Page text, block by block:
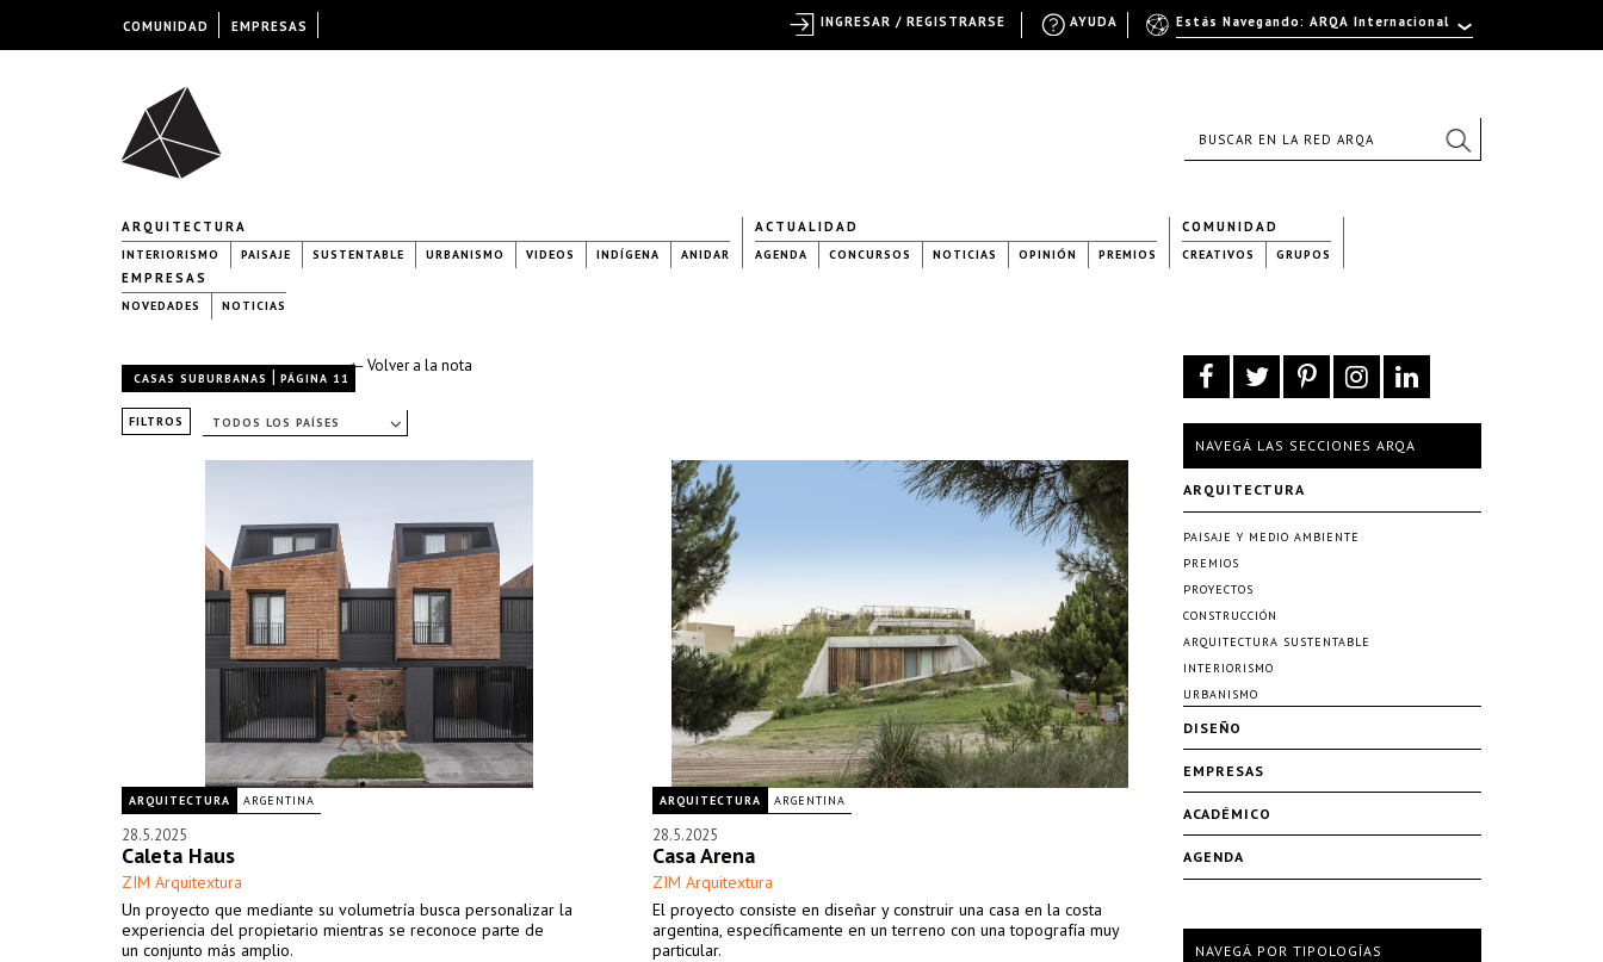
ARQUITECTURA
INTERIORISMO PAISAJE SUSTENTABLE URBANISMO VIDEOS INDÍGENA ANIDAR
ACTUALIDAD
AGENDA CONCURSOS NOTICIAS OPINIÓN PREMIOS
COMUNIDAD
CREATIVOS GRUPOS
EMPRESAS
NOVEDADES NOTICIAS
← Volver a la nota
CASAS SUBURBANAS | PÁGINA 11
FILTROS TODOS LOS PAÍSES
ARQUITECTURA ARGENTINA
28.5.2025
Caleta Haus
ZIM Arquitextura
Un proyecto que mediante su volumetría busca personalizar la
experiencia del propietario mientras se reconoce parte de
un conjunto más amplio.
ARQUITECTURA ARGENTINA
28.5.2025
Casa Arena
ZIM Arquitextura
El proyecto consiste en diseñar y construir una casa en la costa
argentina, específicamente en un terreno con una topografía muy
particular.
NAVEGÁ LAS SECCIONES ARQA
ARQUITECTURA
PAISAJE Y MEDIO AMBIENTE
PREMIOS
PROYECTOS
CONSTRUCCIÓN
ARQUITECTURA SUSTENTABLE
INTERIORISMO
URBANISMO
DISEÑO
EMPRESAS
ACADÉMICO
AGENDA
NAVEGÁ POR TIPOLOGÍAS
COMUNIDAD EMPRESAS Estás Navegando: ARQA Internacional
AYUDA
INGRESAR / REGISTRARSE